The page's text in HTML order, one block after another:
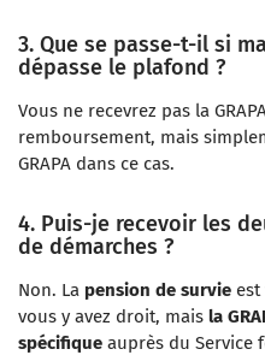
3. Que se passe-t-il si
dépasse le plafond ?
Vous ne recevrez pas la
remboursement, mais
GRAPA dans ce cas.
4. Puis-je recevoir les
de démarches ?
Non. La pension de survie
vous y avez droit, mais la
spécifique auprès du Service